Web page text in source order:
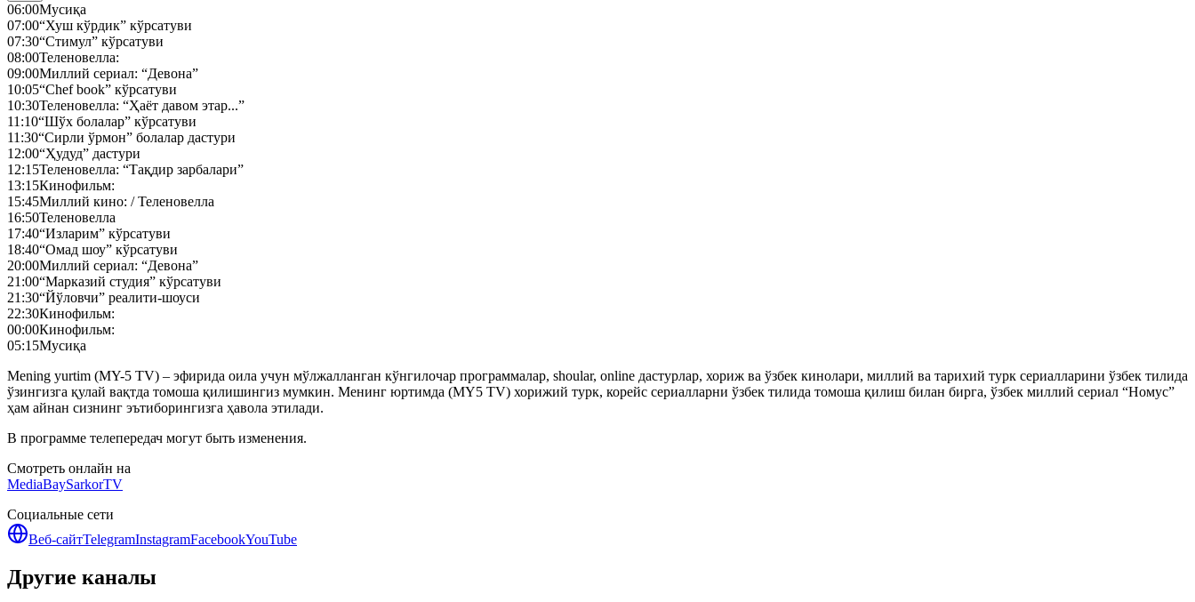
06:00Мусиқа
07:00“Хуш кўрдик” кўрсатуви
07:30“Стимул” кўрсатуви
08:00Теленовелла:
09:00Миллий сериал: “Девона”
10:05“Chef book” кўрсатуви
10:30Теленовелла: “Ҳаёт давом этар...”
11:10“Шўх болалар” кўрсатуви
11:30“Сирли ўрмон” болалар дастури
12:00“Ҳудуд” дастури
12:15Теленовелла: “Тақдир зарбалари”
13:15Кинофильм:
15:45Миллий кино: / Теленовелла
16:50Теленовелла
17:40“Изларим” кўрсатуви
18:40“Омад шоу” кўрсатуви
20:00Миллий сериал: “Девона”
21:00“Марказий студия” кўрсатуви
21:30“Йўловчи” реалити-шоуси
22:30Кинофильм:
00:00Кинофильм:
05:15Мусиқа
Mening yurtim (MY-5 TV) – эфирида оила учун мўлжалланган кўнгилочар программалар, shoular, online дастурлар, хориж ва ўзбек кинолари, миллий ва тарихий турк сериалларини ўзбек тилида
ўзингизга қулай вақтда томоша қилишингиз мумкин. Менинг юртимда (MY5 TV) хорижий турк, корейс сериалларни ўзбек тилида томоша қилиш билан бирга, ўзбек миллий сериал “Номус”
ҳам айнан сизнинг эътиборингизга ҳавола этилади.
В программе телепередач могут быть изменения.
Смотреть онлайн на
MediaBaySarkorTV
Социальные сети
Веб-сайтTelegramInstagramFacebookYouTube
Другие каналы